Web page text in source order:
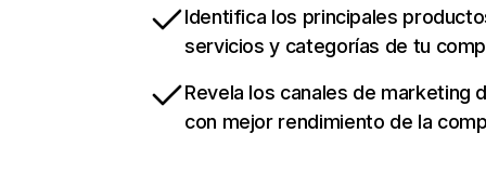
Identifica los principales
servicios y categorías de tu
Revela los canales de marketing
con mejor rendimiento de la